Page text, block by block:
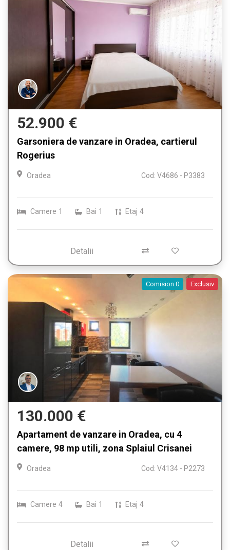
52.900 €
Garsoniera de vanzare in Oradea, cartierul
Rogerius
Oradea Cod: V4686 - P3383
Camere 1 Bai 1 Etaj 4
Detalii
Comision 0 Exclusiv
130.000 €
Apartament de vanzare in Oradea, cu 4
camere, 98 mp utili, zona Splaiul Crisanei
Oradea Cod: V4134 - P2273
Camere 4 Bai 1 Etaj 4
Detalii